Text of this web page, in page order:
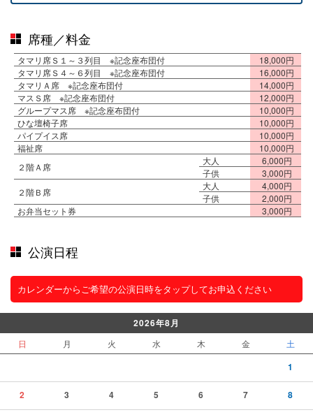
席種／料金
タマリ席Ｓ１～３列目 ※記念座布団付
18,000円
タマリ席Ｓ４～６列目 ※記念座布団付
16,000円
タマリＡ席 ※記念座布団付
14,000円
マスＳ席 ※記念座布団付
12,000円
グループマス席 ※記念座布団付
10,000円
ひな壇椅子席
10,000円
パイプイス席
10,000円
福祉席
10,000円
２階Ａ席
大人
6,000円
子供
3,000円
２階Ｂ席
大人
4,000円
子供
2,000円
お弁当セット券
3,000円
公演日程
カレンダーからご希望の公演日時をタップしてお申込ください
2026年8月
日 月 火 水 木 金 土
1
2 3 4 5 6 7 8